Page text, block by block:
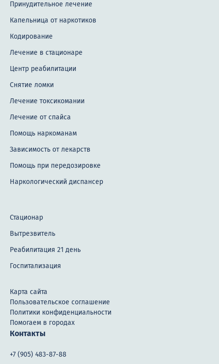
Карта сайта
Пользовательское соглашение
Политики конфиденциальности
Помогаем в городах
Контакты
+7 (905) 483-87-88
Принудительное лечение
Капельница от наркотиков
Кодирование
Лечение в стационаре
Центр реабилитации
Снятие ломки
Лечение токсикомании
Лечение от спайса
Помощь наркоманам
Зависимость от лекарств
Помощь при передозировке
Наркологический диспансер
Стационар
Вытрезвитель
Реабилитация 21 день
Госпитализация